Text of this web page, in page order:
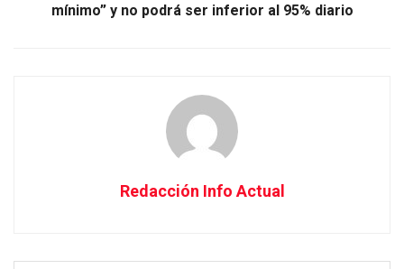
mínimo” y no podrá ser inferior al 95% diario
Redacción Info Actual